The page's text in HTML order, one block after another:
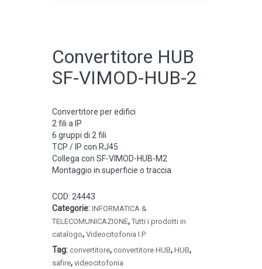
Convertitore HUB
SF-VIMOD-HUB-2
Convertitore per edifici
2 fili a IP
6 gruppi di 2 fili
TCP / IP con RJ45
Collega con SF-VIMOD-HUB-M2
Montaggio in superficie o traccia
COD: 24443
Categorie: INFORMATICA &
TELECOMUNICAZIONE, Tutti i prodotti in
catalogo, Videocitofonia I.P.
Tag: convertitore, convertitore HUB, HUB,
safire, videocitofonia